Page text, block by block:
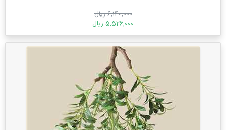
6,140,000 ریال
5,526,000 ریال